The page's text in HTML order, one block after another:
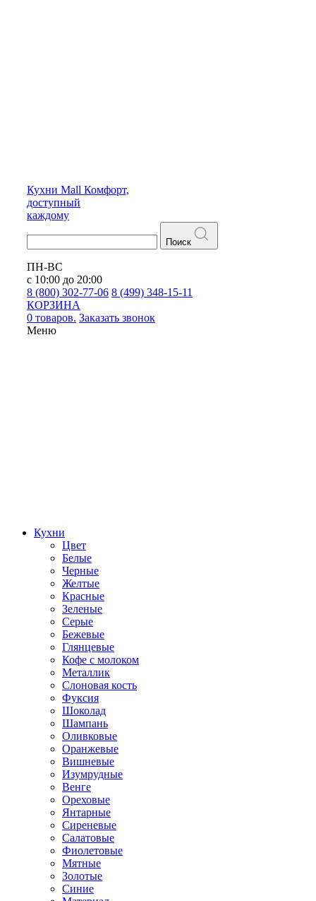
Кухни Mall Комфорт,
доступный
каждому
Поиск
ПН-ВС
с 10:00 до 20:00
8 (800) 302-77-06 8 (499) 348-15-11
КОРЗИНА
0 товаров. Заказать звонок
Меню
Кухни
Цвет
Белые
Черные
Желтые
Красные
Зеленые
Серые
Бежевые
Глянцевые
Кофе с молоком
Металлик
Слоновая кость
Фуксия
Шоколад
Шампань
Оливковые
Оранжевые
Вишневые
Изумрудные
Венге
Ореховые
Янтарные
Сиреневые
Салатовые
Фиолетовые
Мятные
Золотые
Синие